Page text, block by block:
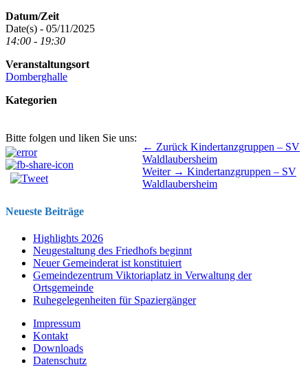
Datum/Zeit
Date(s) - 05/11/2025
14:00 - 19:30
Veranstaltungsort
Domberghalle
Kategorien
Bitte folgen und liken Sie uns:
Beitragsnavigation ← Zurück Vorhergehender
Beitrag:
Kindertanzgruppen – SV
Waldlaubersheim
Weiter → Nächster
Beitrag:
Kindertanzgruppen – SV
Waldlaubersheim
Neueste Beiträge
Highlights 2026
Neugestaltung des Friedhofs beginnt
Neuer Gemeinderat ist konstituiert
Gemeindezentrum Viktoriaplatz in Verwaltung der
Ortsgemeinde
Ruhegelegenheiten für Spaziergänger
Impressum
Kontakt
Downloads
Datenschutz